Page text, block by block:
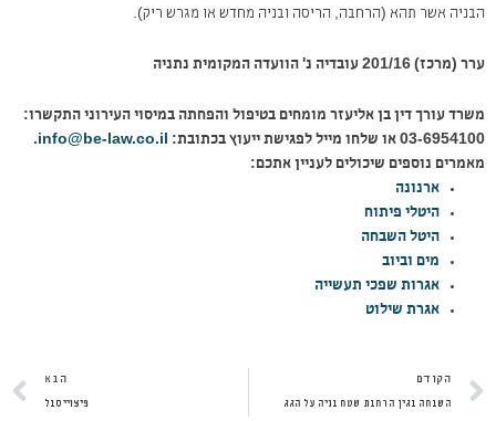
הבניה אשר תהא (הרחבה, הריסה ובניה מחדש או מגרש ריק).
ערר (מרכז) 201/16 עובדיה נ' הוועדה המקומית נתניה
משרד עורך דין בן אליעזר מומחים בטיפול והפחתה במיסוי העירוני התקשרו:
03-6954100 או שלחו מייל
לפגישת ייעוץ בכתובת: info@be-law.co.il
.
מאמרים נוספים שיכולים לעניין אתכם:
ארנונה
היטלי פיתוח
היטל השבחה
מים וביוב
אגרות שפכי תעשייה
אגרת שילוט
קודם
הקודם
השבחה בגין הרחבת שטח בניה על הגג
הבא
פיצויי סבל